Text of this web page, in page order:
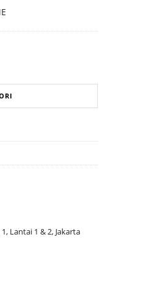
Lantai 1 & 2, Jakarta